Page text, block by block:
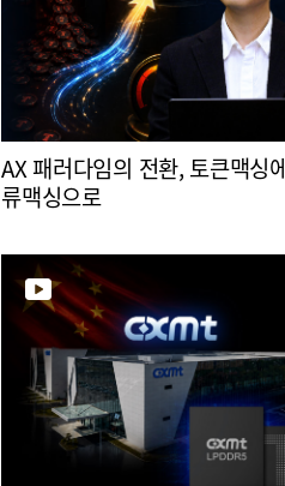
AX 패러다임의 전환, 토큰맥싱
류맥싱으로